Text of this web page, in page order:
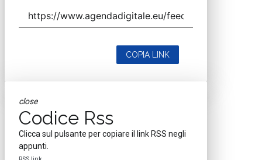
COPIA LINK
close
Codice Rss
Clicca sul pulsante per copiare il link RSS negli
appunti.